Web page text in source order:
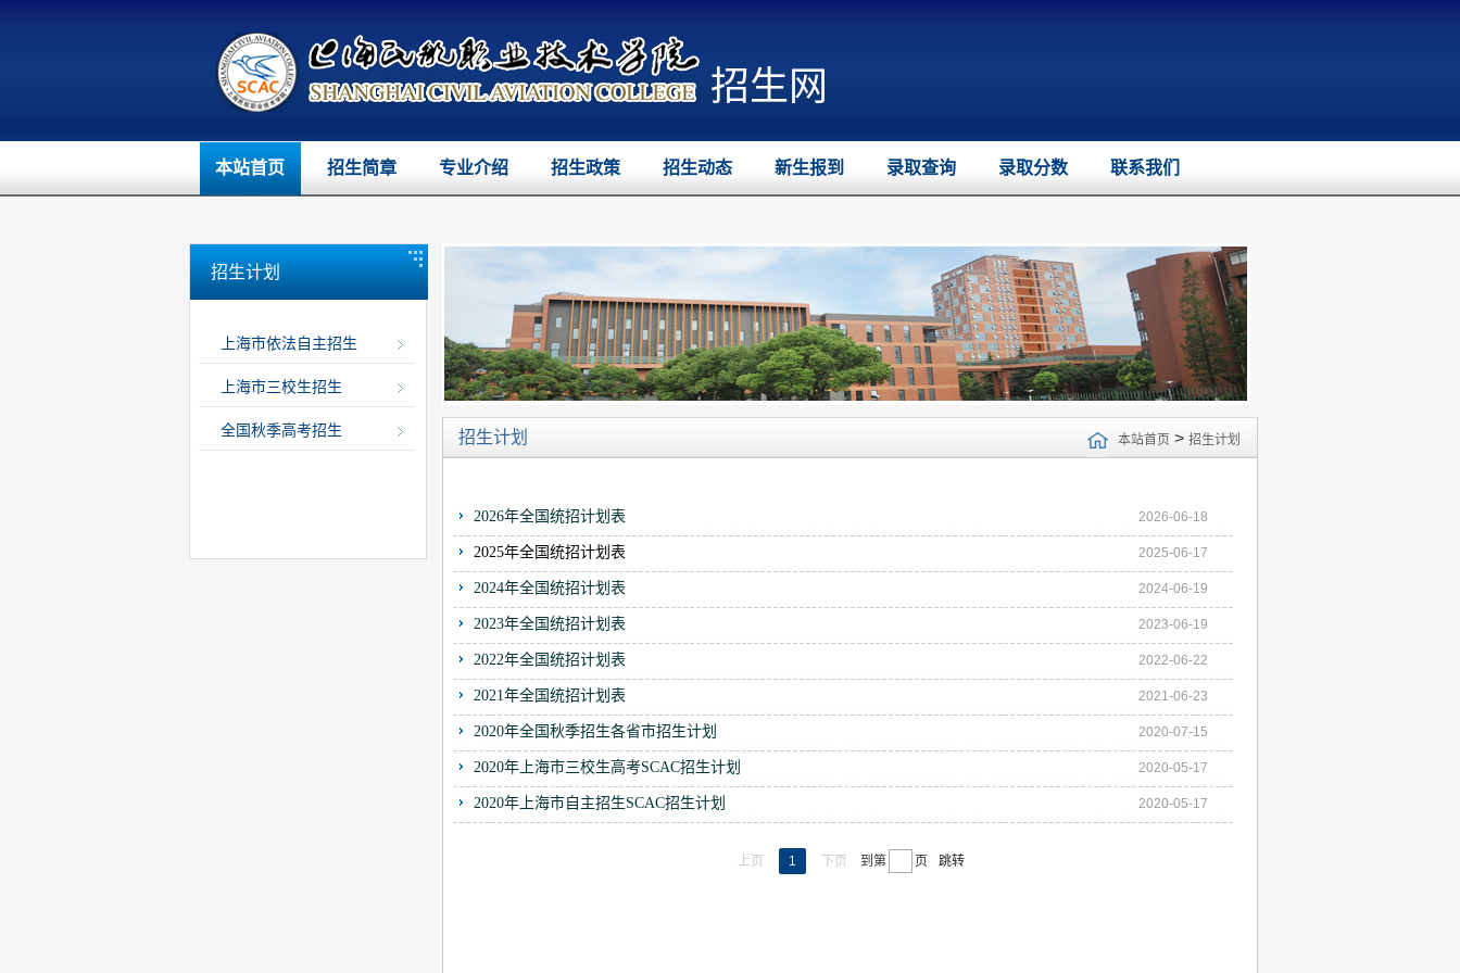
招生网
本站首页 招生简章 专业介绍 招生政策 招生动态 新生报到 录取查询 录取分数 联系我们
招生计划
上海市依法自主招生
上海市三校生招生
全国秋季高考招生 招生计划 本站首页> 招生计划
2026-06-18
2026年全国统招计划表
2025-06-17
2025年全国统招计划表
2024-06-19
2024年全国统招计划表
2023-06-19
2023年全国统招计划表
2022-06-22
2022年全国统招计划表
2021-06-23
2021年全国统招计划表
2020-07-15
2020年全国秋季招生各省市招生计划
2020-05-17
2020年上海市三校生高考SCAC招生计划
2020-05-17
2020年上海市自主招生SCAC招生计划
上页 1 下页 到第 页 跳转